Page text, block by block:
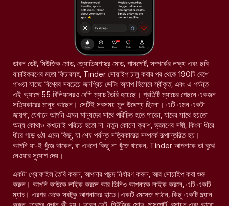
ডাবল ডেট, মিউজিক মোড, জ্যোতিষশাস্ত্র মোড, পাসপোর্ট, সম্পর্কের লক্ষ্য এবং ছবি
যাচাইকরণের মতো ফিচারসহ, Tinder সোয়াইপ চালু করার পর থেকে 190টি দেশে
পাওয়া যাচ্ছে বিশ্বের সবচেয়ে জনপ্রিয় ডেটিং অ্যাপ হিসেবে স্বীকৃত, এবং এ পর্যন্ত
এই অ্যাপে 55 বিলিয়নেরও বেশি ম্যাচ তৈরি হয়েছে। প্রতিটি ম্যাচের পেছনে একজন
সত্যিকারের মানুষ আছেন। সেটিই সবসময় মূল উদ্দেশ্য ছিলো। এটি এমন একটা
জায়গা, যেখানে আপনি এমন মানুষদের সাথে পরিচিত হতে পারেন, যাদের সাথে হয়তো
অন্য কোথাও কখনোই পরিচয় হতো না: নতুন কোনো ক্রাশ, ভ্রমণের সঙ্গী, কিংবা ধীরে
ধীরে গড়ে ওঠা এমন কিছু, যা শেষ পর্যন্ত সত্যিকারের সম্পর্কে রূপান্তরিত হয়।
আপনি যা-ই খুঁজে থাকেন, বা এখনো কিছু না খুঁজে থাকেন, Tinder আপনাকে তা বুঝে
নেওয়ার সুযোগ দেয়।
একটা প্রোফাইল তৈরি করুন, আপনার পছন্দ নির্ধারণ করুন, আর সোয়াইপ করা শুরু
করুন। আপনি কাউকে লাইক করলে আর তিনিও আপনাকে লাইক করলে, এটি একটি
ম্যাচ। এরপর থেকে সবটুকু আপনাদের হাতে।একটি মেসেজ পাঠান, কিছু একটি প্ল্যান